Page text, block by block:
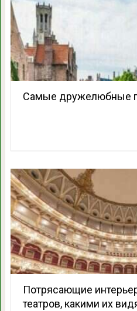
Самые дружелюбные
Потрясающие
театров, какими их